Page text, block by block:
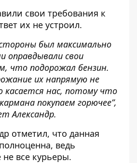
свои требования к
их не устроил.
был максимально
оправдывали свои
что подорожал бензин.
их напрямую не
касается нас, потому что
покупаем горючее”,
Александр.
отметил, что данная
ведь
все курьеры.